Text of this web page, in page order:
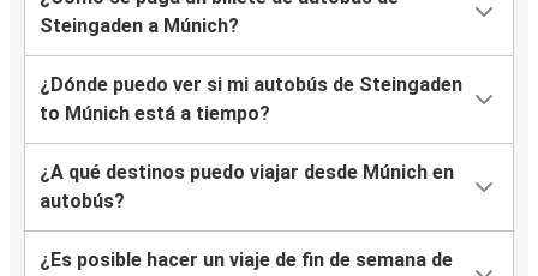
Steingaden a Múnich?
¿Dónde puedo ver si mi autobús de Steingaden
to Múnich está a tiempo?
¿A qué destinos puedo viajar desde Múnich en
autobús?
¿Es posible hacer un viaje de fin de semana de